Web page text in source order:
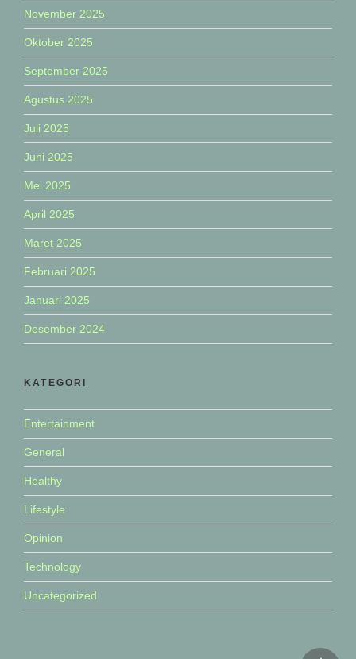
November 2025
Oktober 2025
September 2025
Agustus 2025
Juli 2025
Juni 2025
Mei 2025
April 2025
Maret 2025
Februari 2025
Januari 2025
Desember 2024
KATEGORI
Entertainment
General
Healthy
Lifestyle
Opinion
Technology
Uncategorized